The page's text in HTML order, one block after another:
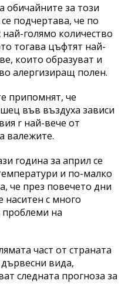
обичайните за този
подчертава, че по
голямо количество
тогава цъфтят най-
които образуват и
алергизиращ полен.
припомнят, че
във въздуха зависи
r най-вече от
валежите.
година за април се
и по-малко
че през повечето дни
с много
на
част от страната
вида,
следната прогноза за